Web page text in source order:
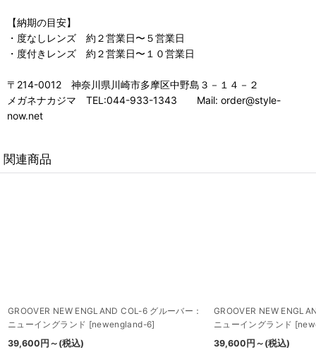
【納期の目安】
・度なしレンズ 約２営業日〜５営業日
・度付きレンズ 約２営業日〜１０営業日
〒214-0012 神奈川県川崎市多摩区中野島３－１４－２
メガネナカジマ TEL:044-933-1343 Mail: order@style-
now.net
関連商品
GROOVER NEW ENGLAND COL-6 グルーバー：
ニューイングランド [newengland-6]
39,600 円 ～ (税込)
GROOVER NEW
ニューイングランド [
39,600 円 ～ (税込)